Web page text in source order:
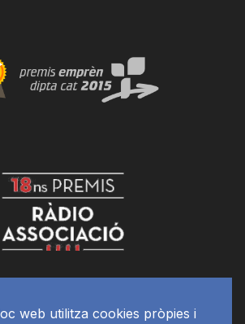
web utilitza cookies pròpies i